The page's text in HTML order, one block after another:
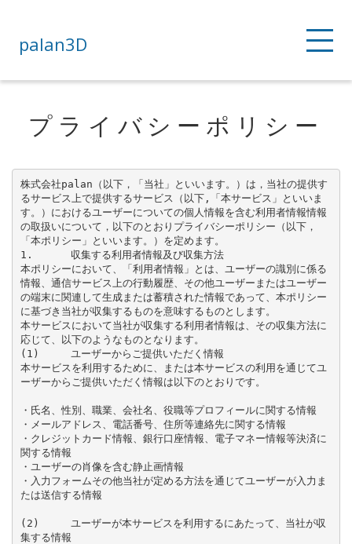
palan3D
プライバシーポリシー
株式会社palan（以下，「当社」といいます。）は，当社の提供す
るサービス上で提供するサービス（以下,「本サービス」といいま
す。）におけるユーザーについての個人情報を含む利用者情報情報
の取扱いについて，以下のとおりプライバシーポリシー（以下，
「本ポリシー」といいます。）を定めます。
1.	収集する利用者情報及び収集方法
本ポリシーにおいて、「利用者情報」とは、ユーザーの識別に係る
情報、通信サービス上の行動履歴、その他ユーザーまたはユーザー
の端末に関連して生成または蓄積された情報であって、本ポリシー
に基づき当社が収集するものを意味するものとします。
本サービスにおいて当社が収集する利用者情報は、その収集方法に
応じて、以下のようなものとなります。
(1)	ユーザーからご提供いただく情報
本サービスを利用するために、または本サービスの利用を通じてユ
ーザーからご提供いただく情報は以下のとおりです。
・氏名、性別、職業、会社名、役職等プロフィールに関する情報
・メールアドレス、電話番号、住所等連絡先に関する情報
・クレジットカード情報、銀行口座情報、電子マネー情報等決済に
関する情報
・ユーザーの肖像を含む静止画情報
・入力フォームその他当社が定める方法を通じてユーザーが入力ま
たは送信する情報
(2)	ユーザーが本サービスを利用するにあたって、当社が収
集する情報